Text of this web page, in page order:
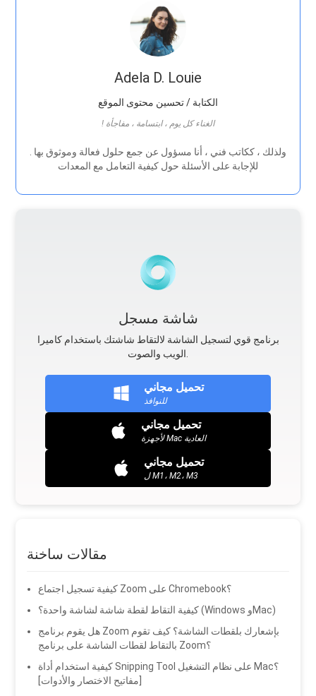
Adela D. Louie
الكتابة / تحسين محتوى الموقع
! الغناء كل يوم ، ابتسامة ، مفاجأة
للإجابة على الأسئلة حول كيفية التعامل مع المعدات
شاشة مسجل
برنامج قوي لتسجيل الشاشة لالتقاط شاشتك باستخدام كاميرا
تحميل مجاني
للنوافذ
تحميل مجاني
لأجهزة Mac العادية
تحميل مجاني
ل M1، M2، M3
مقالات ساخنة
كيفية تسجيل اجتماع Zoom على Chromebook؟
كيفية التقاط لقطة شاشة لشاشة واحدة؟ (Windows وMac)
هل يقوم برنامج Zoom بإشعارك بلقطات الشاشة؟ كيف تقوم
بالتقاط لقطات الشاشة على برنامج Zoom؟
كيفية استخدام أداة Snipping Tool على نظام التشغيل Mac؟
[مفاتيح الاختصار والأدوات]